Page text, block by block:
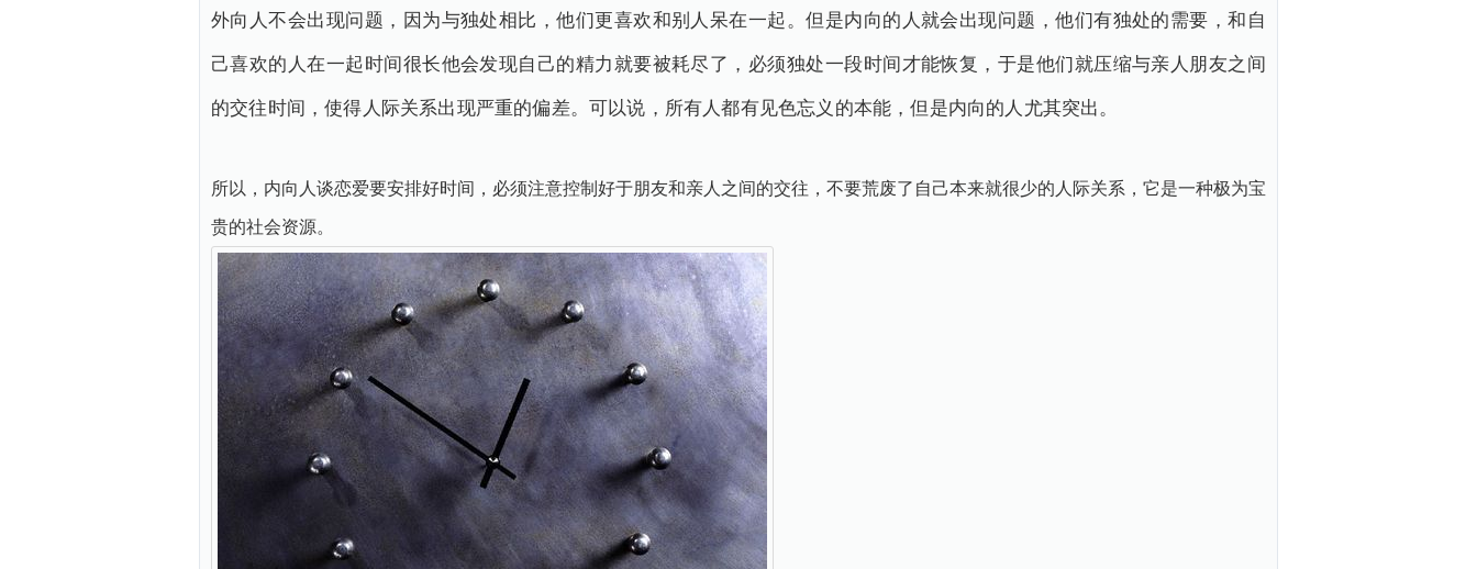
外向人不会出现问题，因为与独处相比，他们更喜欢和别人呆在一起。但是内向的人就会出现问题，他们有独处的需要，和自
己喜欢的人在一起时间很长他会发现自己的精力就要被耗尽了，必须独处一段时间才能恢复，于是他们就压缩与亲人朋友之间
的交往时间，使得人际关系出现严重的偏差。可以说，所有人都有见色忘义的本能，但是内向的人尤其突出。
所以，内向人谈恋爱要安排好时间，必须注意控制好于朋友和亲人之间的交往，不要荒废了自己本来就很少的人际关系，它是一种极为宝
贵的社会资源。